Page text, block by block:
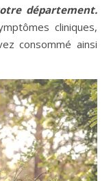
département.
cliniques,
consommé ainsi